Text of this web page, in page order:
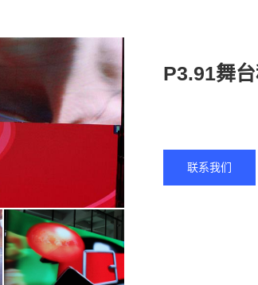
P3.91舞
联系我们